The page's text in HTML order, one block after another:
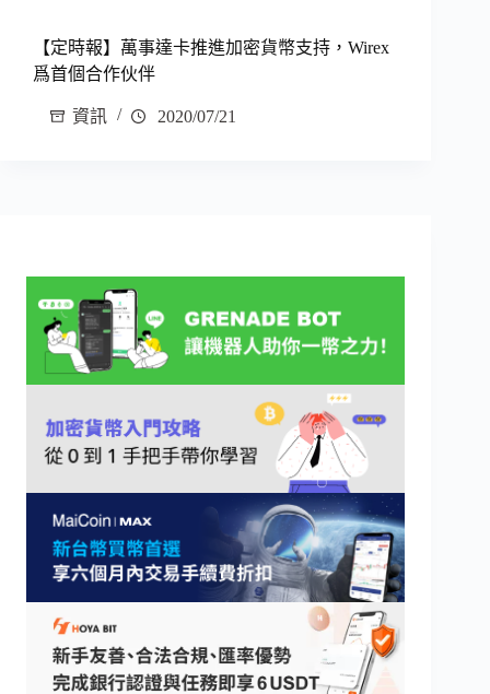
【定時報】萬事達卡推進加密貨幣支持，Wirex
爲首個合作伙伴
資訊 2020/07/21